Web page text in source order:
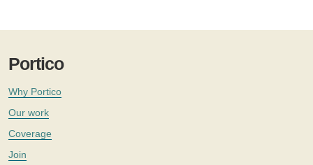
Portico
Why Portico
Our work
Coverage
Join